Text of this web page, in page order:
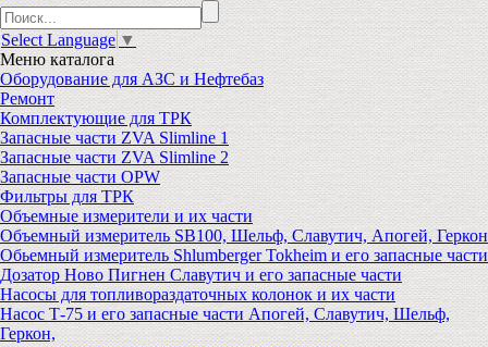
Select Language ▼
Менюкаталога
Оборудование для АЗС и Нефтебаз
Ремонт
Комплектующие для ТРК
Запасные части ZVA Slimline 1
Запасные части ZVA Slimline 2
Запасные части OPW
Фильтры для ТРК
Объемные измерители и их части
Объемный измеритель SB100, Шельф, Славутич, Апогей, Геркон
Обьемный измеритель Shlumberger Tokheim и его запасные части
Дозатор Ново Пигнен Славутич и его запасные части
Насосы для топливораздаточных колонок и их части
Насос Т-75 и его запасные части Апогей, Славутич, Шельф,
Геркон,